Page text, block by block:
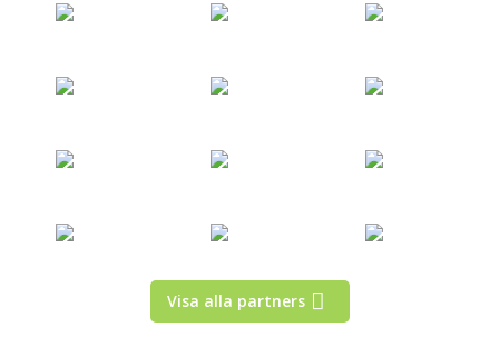
Visa alla partners